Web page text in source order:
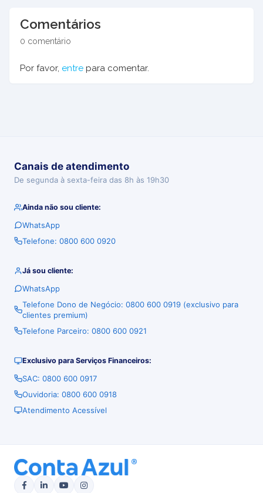
Comentários
0 comentário
Por favor, entre para comentar.
Canais de atendimento
De segunda à sexta-feira das 8h às 19h30
Ainda não sou cliente:
WhatsApp
Telefone: 0800 600 0920
Já sou cliente:
WhatsApp
Telefone Dono de Negócio: 0800 600 0919 (exclusivo para
clientes premium)
Telefone Parceiro: 0800 600 0921
Exclusivo para Serviços Financeiros:
SAC: 0800 600 0917
Ouvidoria: 0800 600 0918
Atendimento Acessível